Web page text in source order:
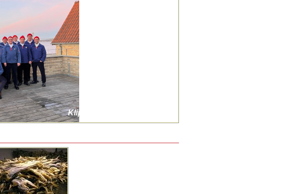
Klip Klip - Fisk Fisk - Klipfisk